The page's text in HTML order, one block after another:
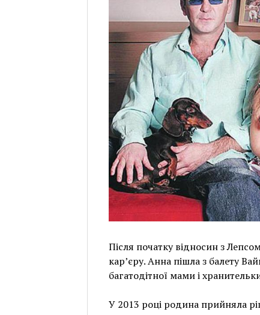
Після початку відносин з
кар’єру. Анна пішла з балету
багатодітної мами і
У 2013 році родина прийняла